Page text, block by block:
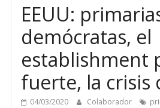
EEUU:
demócratas, el
establishment
fuerte, la crisis
04/03/2020 Colaborador